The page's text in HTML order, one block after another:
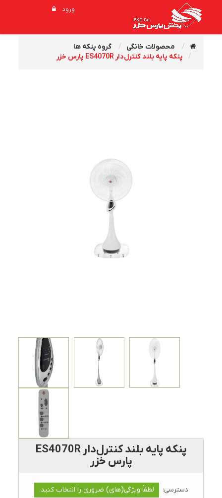
ورود
محصولات خانگی
گروه پنکه ها
پنکه پايه بلند کنترل‌دار ES4070R پارس خزر
پنکه پايه بلند کنترل‌دار ES4070R
پارس خزر
دسترسی: لطفاً ویژگی(های) ضروری را انتخاب کنید.